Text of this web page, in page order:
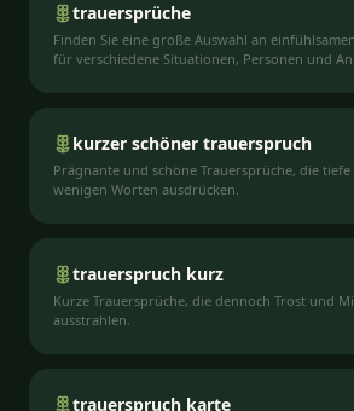
trauersprüche
Finden Sie eine große Auswahl an
für verschiedene Situationen, Personen und
kurzer schöner trauerspruch
Prägnante und schöne Trauersprüche, die
wenigen Worten ausdrücken.
trauerspruch kurz
Kurze Trauersprüche, die dennoch Trost und
ausstrahlen.
trauerspruch karte